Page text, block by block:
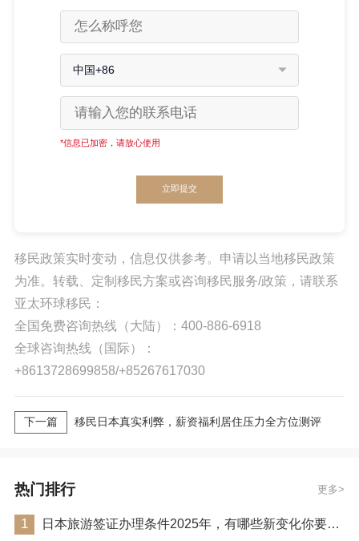
中国+86
*信息已加密，请放心使用
立即提交
移民政策实时变动，信息仅供参考。申请以当地移民政策
为准。转载、定制移民方案或咨询移民服务/政策，请联系
亚太环球移民：
全国免费咨询热线（大陆）：400-886-6918
全球咨询热线（国际）：
+8613728699858/+85267617030
下一篇 移民日本真实利弊，薪资福利居住压力全方位测评
热门排行 更多
1 日本旅游签证办理条件2025年，有哪些新变化你要注意？